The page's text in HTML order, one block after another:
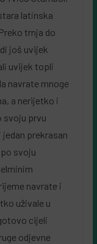
latinska
trnja do
još uvijek
uvijek topli
navrate mnoge
a nerijetko i
svoju prvu
prekrasan
svoju
navrate i
uživale u
cijeli
odjevne